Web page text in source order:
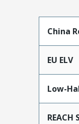
China
EU ELV
Low-
REACH